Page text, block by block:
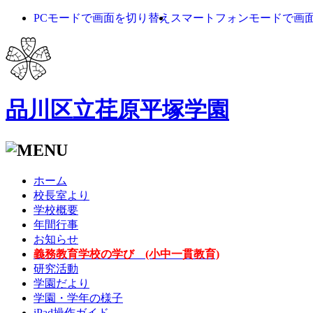
PCモードで画面を切り替え スマートフォンモードで画
品川区立荏原平塚学園
ホーム
校長室より
学校概要
年間行事
お知らせ
義務教育学校の学び (小中一貫教育)
研究活動
学園だより
学園・学年の様子